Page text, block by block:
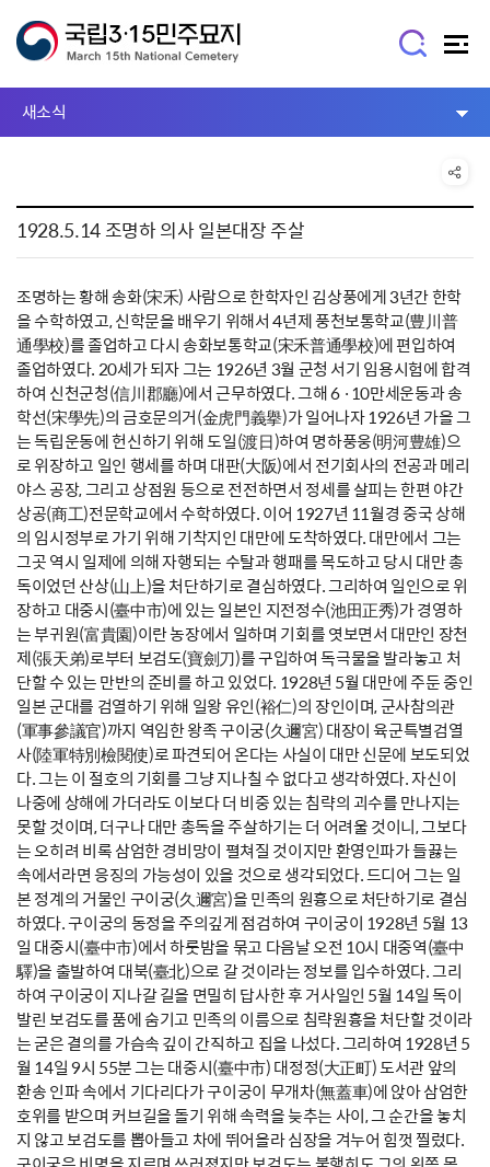
새소식
1928.5.14 조명하 의사 일본대장 주살
조명하는 황해 송화(宋禾) 사람으로 한학자인 김상풍에게 3년간 한학
을 수학하였고, 신학문을 배우기 위해서 4년제 풍천보통학교(豊川普
通學校)를 졸업하고 다시 송화보통학교(宋禾普通學校)에 편입하여
졸업하였다. 20세가 되자 그는 1926년 3월 군청 서기 임용시험에 합격
하여 신천군청(信川郡廳)에서 근무하였다. 그해 6 ·10만세운동과 송
학선(宋學先)의 금호문의거(金虎門義擧)가 일어나자 1926년 가을 그
는 독립운동에 헌신하기 위해 도일(渡日)하여 명하풍웅(明河豊雄)으
로 위장하고 일인 행세를 하며 대판(大阪)에서 전기회사의 전공과 메리
야스 공장, 그리고 상점원 등으로 전전하면서 정세를 살피는 한편 야간
상공(商工)전문학교에서 수학하였다. 이어 1927년 11월경 중국 상해
의 임시정부로 가기 위해 기착지인 대만에 도착하였다. 대만에서 그는
그곳 역시 일제에 의해 자행되는 수탈과 행패를 목도하고 당시 대만 총
독이었던 산상(山上)을 처단하기로 결심하였다. 그리하여 일인으로 위
장하고 대중시(臺中市)에 있는 일본인 지전정수(池田正秀)가 경영하
는 부귀원(富貴園)이란 농장에서 일하며 기회를 엿보면서 대만인 장천
제(張天弟)로부터 보검도(寶劍刀)를 구입하여 독극물을 발라놓고 처
단할 수 있는 만반의 준비를 하고 있었다. 1928년 5월 대만에 주둔 중인
일본 군대를 검열하기 위해 일왕 유인(裕仁)의 장인이며, 군사참의관
(軍事參議官)까지 역임한 왕족 구이궁(久邇宮) 대장이 육군특별검열
사(陸軍特別檢閱使)로 파견되어 온다는 사실이 대만 신문에 보도되었
다. 그는 이 절호의 기회를 그냥 지나칠 수 없다고 생각하였다. 자신이
나중에 상해에 가더라도 이보다 더 비중 있는 침략의 괴수를 만나지는
못할 것이며, 더구나 대만 총독을 주살하기는 더 어려울 것이니, 그보다
는 오히려 비록 삼엄한 경비망이 펼쳐질 것이지만 환영인파가 들끓는
속에서라면 응징의 가능성이 있을 것으로 생각되었다. 드디어 그는 일
본 정계의 거물인 구이궁(久邇宮)을 민족의 원흉으로 처단하기로 결심
하였다. 구이궁의 동정을 주의깊게 점검하여 구이궁이 1928년 5월 13
일 대중시(臺中市)에서 하룻밤을 묶고 다음날 오전 10시 대중역(臺中
驛)을 출발하여 대북(臺北)으로 갈 것이라는 정보를 입수하였다. 그리
하여 구이궁이 지나갈 길을 면밀히 답사한 후 거사일인 5월 14일 독이
발린 보검도를 품에 숨기고 민족의 이름으로 침략원흉을 처단할 것이라
는 굳은 결의를 가슴속 깊이 간직하고 집을 나섰다. 그리하여 1928년 5
월 14일 9시 55분 그는 대중시(臺中市) 대정정(大正町) 도서관 앞의
환송 인파 속에서 기다리다가 구이궁이 무개차(無蓋車)에 앉아 삼엄한
호위를 받으며 커브길을 돌기 위해 속력을 늦추는 사이, 그 순간을 놓치
지 않고 보검도를 뽑아들고 차에 뛰어올라 심장을 겨누어 힘껏 찔렀다.